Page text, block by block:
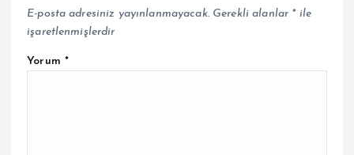
E-posta adresiniz yayınlanmayacak. Gerekli alanlar *ile
işaretlenmişlerdir
Yorum *